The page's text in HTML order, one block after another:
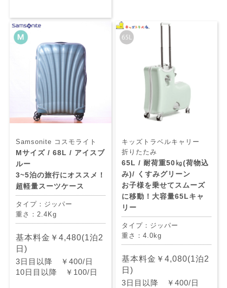
Samsonite コスモライト
Mサイズ / 68L / アイスブ
ルー
3~5泊の旅行にオススメ！
超軽量スーツケース
タイプ：ジッパー
重さ：2.4Kg
基本料金￥4,480(1泊2
日)
3日目以降 ￥400/日
10日目以降 ￥100/日
キッズトラベルキャリー
折りたたみ
65L / 耐荷重50㎏(荷物込
み)/ くすみグリーン
お子様を乗せてスムーズ
に移動！大容量65Lキャ
リー
タイプ：ジッパー
重さ：4.0kg
基本料金￥4,080(1泊2
日)
3日目以降 ￥400/日